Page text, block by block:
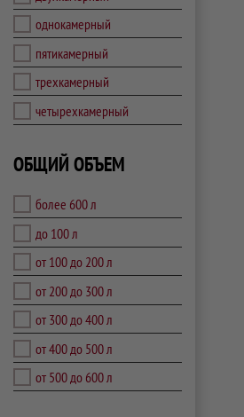
однокамерный
пятикамерный
трехкамерный
четырехкамерный
ОБЩИЙ ОБЪЕМ
более 600 л
до 100 л
от 100 до 200 л
от 200 до 300 л
от 300 до 400 л
от 400 до 500 л
от 500 до 600 л